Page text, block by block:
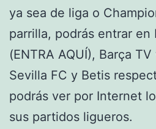
ya sea de liga o
parrilla, podrás entrar en
(ENTRA AQUÍ), Barça
Sevilla FC y Betis
podrás ver por Internet
sus partidos ligueros.